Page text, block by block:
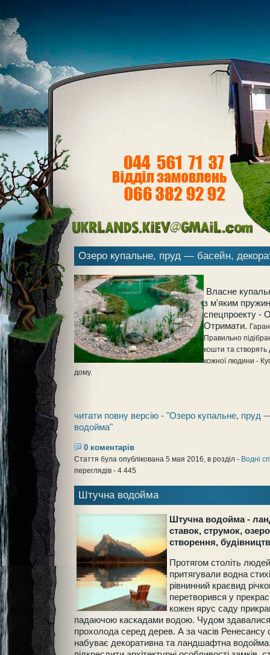
Озеро купальне, пруд — басейн,
Власне
з м'яким
спецпроекту -
Отримати.
Правильно
кошти та
кожної людини -
дому.
читати повну версію - "Озеро купальне, пруд
водойма"
0 коментарів
Стаття була опублікована 5 мая 2016, в розділ - Водні
переглядів - 4 445
Штучна водойма
Штучна водойма -
ставок, струмок,
створення,
Протягом століть
притягували водна
рівнинний краєвид
перетворився у
кожен ярус саду
падаючою каскадами водою. Чудом здавалися
прохолода серед дерев. А за часів Ренесансу
набуває декоративна та ландшафтна